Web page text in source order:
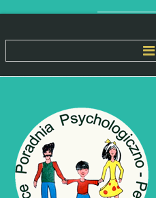
O Nas
Nasza historia
Kadra pedagogiczna
Rejon Działania